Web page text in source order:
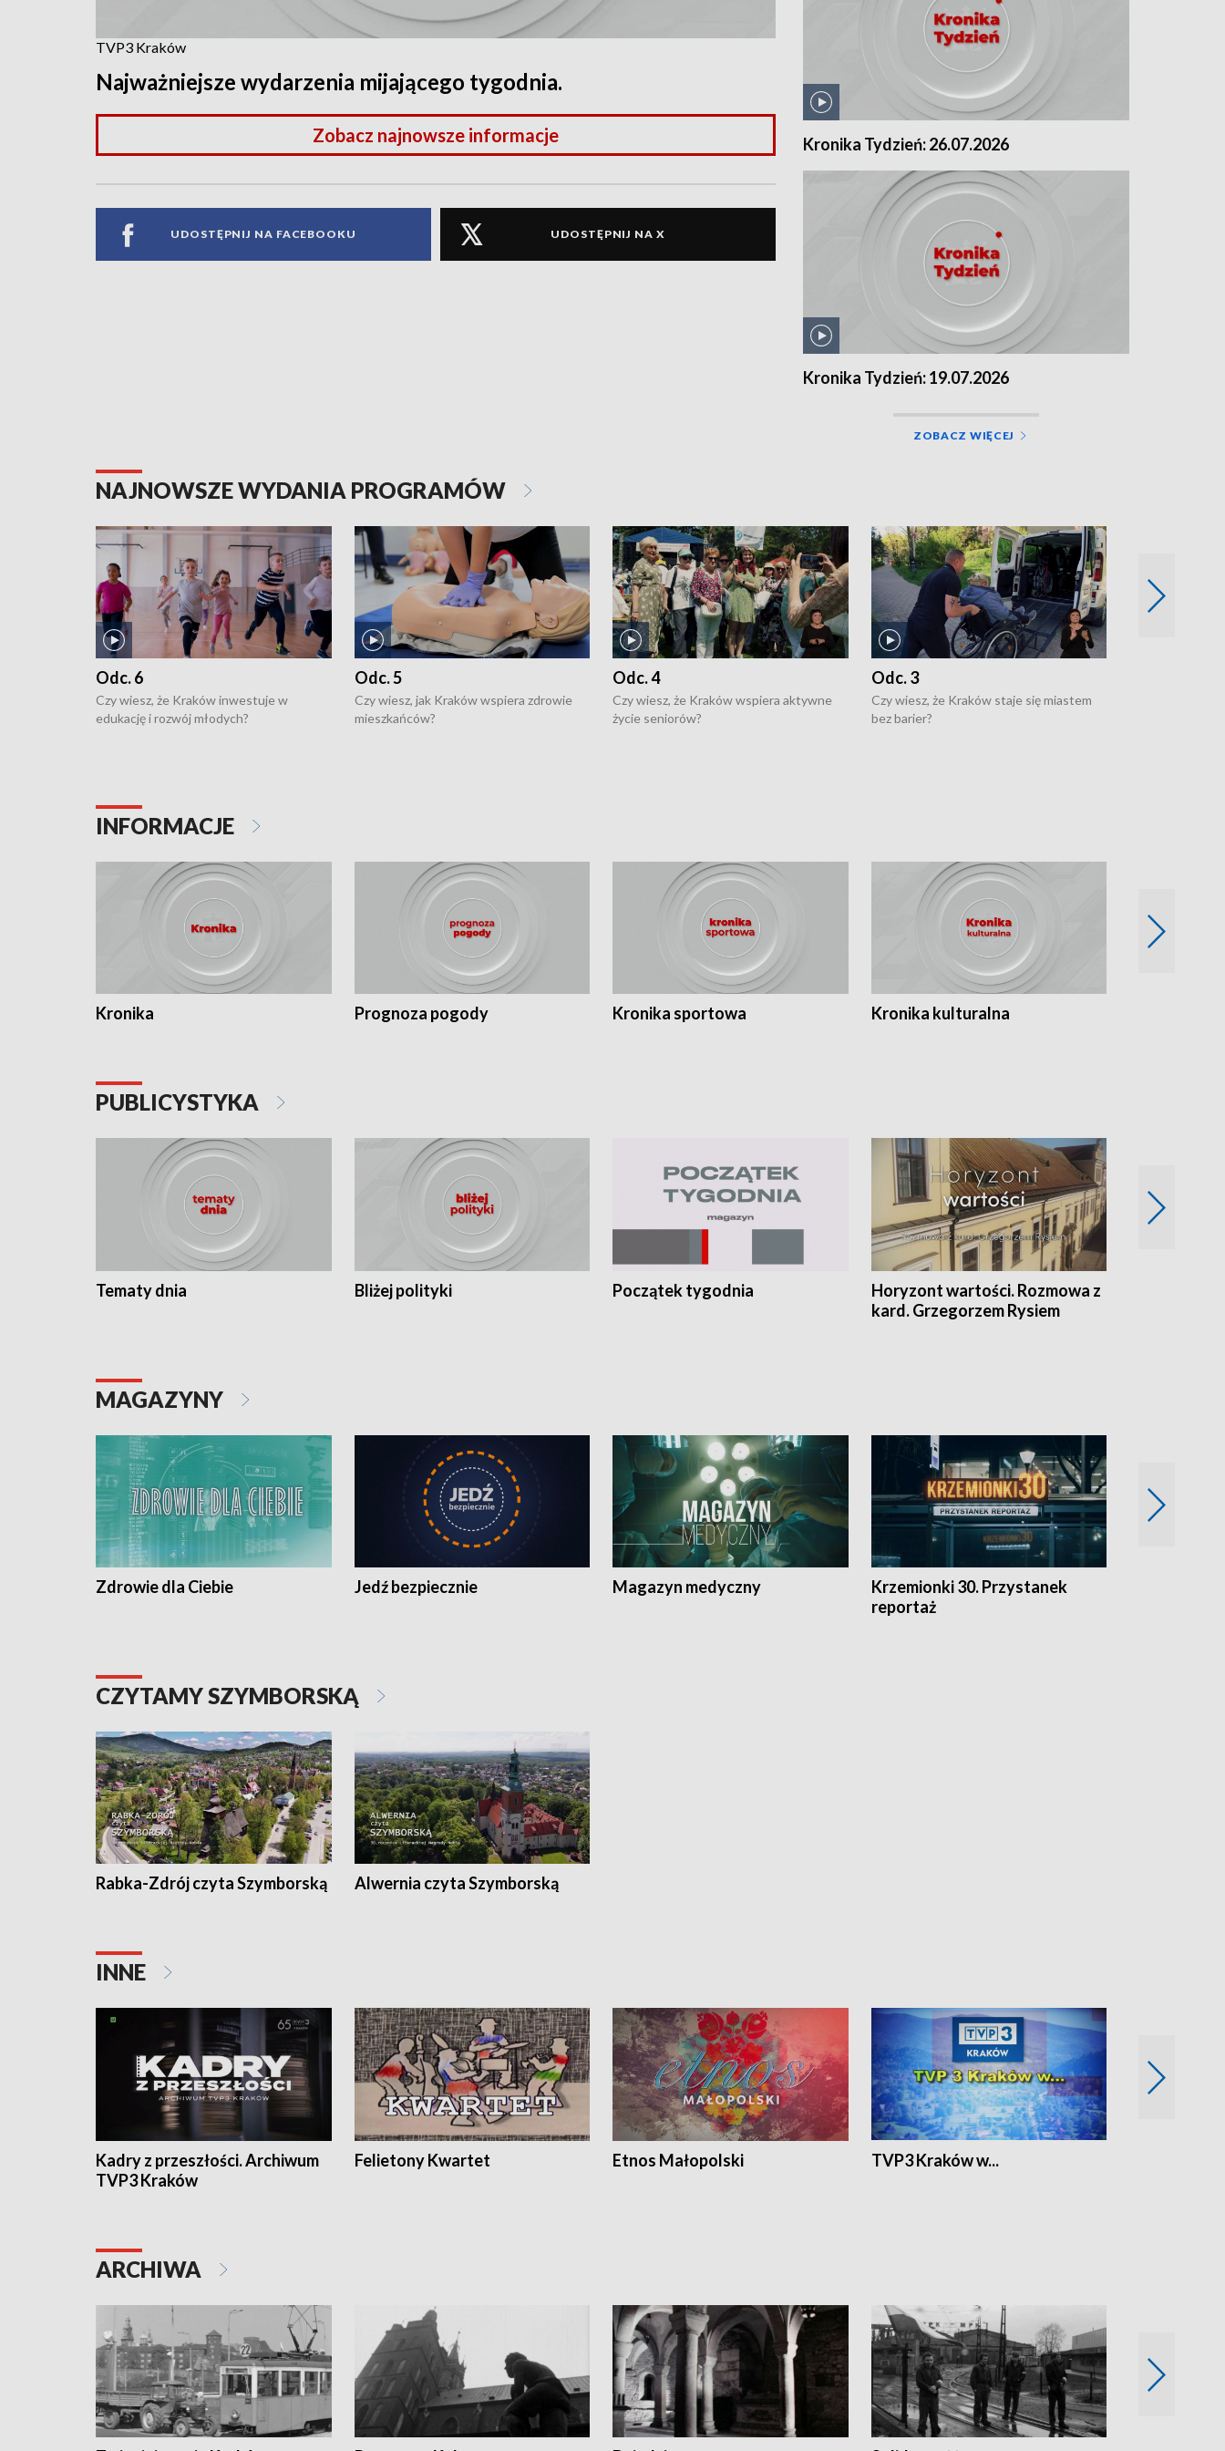
TVP3 Kraków
Najważniejsze wydarzenia mijającego tygodnia.
Zobacz najnowsze informacje
UDOSTĘPNIJ NA FACEBOOKU UDOSTĘPNIJ NA X
Kronika Tydzień: 26.07.2026
Kronika Tydzień: 19.07.2026
ZOBACZ WIĘCEJ
NAJNOWSZE WYDANIA PROGRAMÓW
Odc. 6
Czy wiesz, że Kraków inwestuje w
edukację i rozwój młodych?
Odc. 5
Czy wiesz, jak Kraków wspiera zdrowie
mieszkańców?
Odc. 4
Czy wiesz, że Kraków wspiera aktywne
życie seniorów?
Odc. 3
Czy wiesz, że Kraków staje się miastem
bez barier?
INFORMACJE
Kronika Prognoza pogody Kronika sportowa Kronika kulturalna
PUBLICYSTYKA
Tematy dnia Bliżej polityki Początek tygodnia
Horyzont wartości. Rozmowa z
kard. Grzegorzem Rysiem
MAGAZYNY
Zdrowie dla Ciebie Jedź bezpiecznie Magazyn medyczny
Krzemionki 30. Przystanek
reportaż
CZYTAMY SZYMBORSKĄ
Rabka-Zdrój czyta Szymborską Alwernia czyta Szymborską
INNE
Kadry z przeszłości. Archiwum
TVP3 Kraków
Felietony Kwartet Etnos Małopolski TVP3 Kraków w...
ARCHIWA